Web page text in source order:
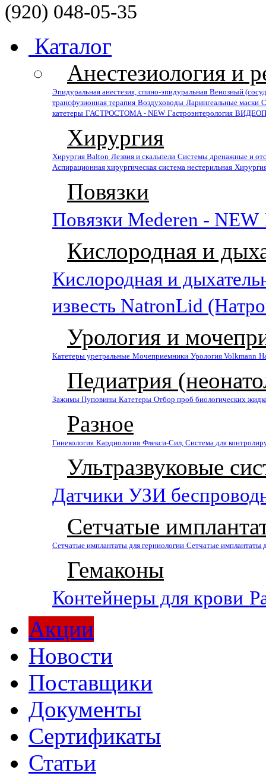
(920) 048-05-35
Каталог
Анестезиология и
Эпидуральная анестезия, спино-эпидуральная Венозный
трансфузионная терапия Воздуховоды Ларингеальные маски
катетеры ГАСТРОСТОМА - NEW Гастроэнтерология
Хирургия
Хирургия Balton Лезвия и скальпели Системы дренажные и
Аспирационная хирургическая система нестерильная
Повязки
Повязки Mederen - NEW
Кислородная и
Кислородная и
известь NatronLid
Урология и
Катетеры уретральные Мочеприемники Урология Volkmann
Педиатрия
Зажимы Пуповины Катетеры Отбор проб биологических
Разное
Гинекология Кардиология Флекси-Сил, Система для
Ультразвуковые
Датчики УЗИ
Сетчатые
Сетчатые имплантаты для герниологии Сетчатые имплантаты
Гемаконы
Контейнеры для крови
Акции
Новости
Поставщики
Документы
Сертификаты
Статьи